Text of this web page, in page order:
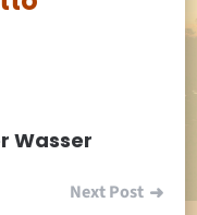
Wasser
Next Post